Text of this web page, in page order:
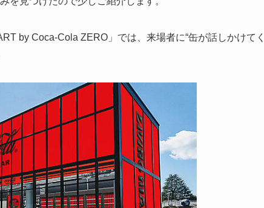
by Coca-Cola ZERO」では、来場者に“缶が話しかけてく